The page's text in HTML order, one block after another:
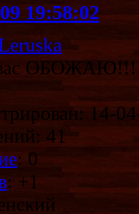
19:58:02
вас
14-
41
: 0
: +1